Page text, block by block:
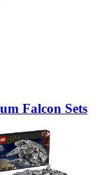
Falcon Sets